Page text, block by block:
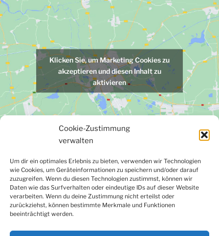
Cookie-Zustimmung
verwalten
Um dir ein optimales Erlebnis zu bieten, verwenden wir Technologien
wie Cookies, um Geräteinformationen zu speichern und/oder darauf
zuzugreifen. Wenn du diesen Technologien zustimmst, können wir
Daten wie das Surfverhalten oder eindeutige IDs auf dieser Website
verarbeiten. Wenn du deine Zustimmung nicht erteilst oder
zurückziehst, können bestimmte Merkmale und Funktionen
beeinträchtigt werden.
Klicken Sie, um Marketing Cookies zu
akzeptieren und diesen Inhalt zu
aktivieren
Facebook Instagram LinkedIn
YouTube
Newsletter
Richtlinie (EU)